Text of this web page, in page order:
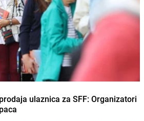
ulaznica za SFF: Organizatori